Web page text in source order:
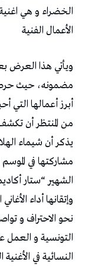
الخضراء و هي
الأعمال الفنية
ويأتي هذا العرض
مضمونه، حيث
أبرز أعمالها التي
من المنتظر أن
مشاركتها في
الشهير “ستار
وإتقانها أداء
نحو الاحتراف و
التونسية و العمل
النسائية في